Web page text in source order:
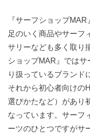
『サーフショップ
足のいく商品やサーフ
サリーなども多く取り
ショップMAR』では
り扱っているブランド
それから初心者向けの
選びかたなど）があり
なっています。サーフ
ーツのひとつですがサ